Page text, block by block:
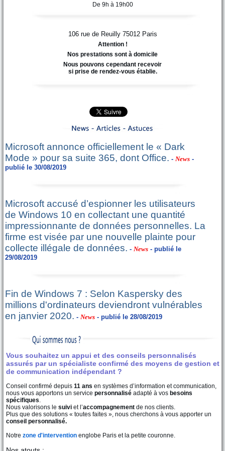
Vous souhaitez un appui et des conseils personnalisés
assurés par un spécialiste confirmé des moyens de gestion et
de communication indépendant ?
Conseil confirmé depuis 11 ans en systèmes d’information et communication,
nous vous apportons un service personnalisé adapté à vos besoins
spécifiques.
Nous valorisons le suivi et l’accompagnement de nos clients.
Plus que des solutions « toutes faites », nous cherchons à vous apporter un
conseil personnalisé.
Notre zone d'intervention englobe Paris et la petite couronne.
De 9h à 19h00
106 rue de Reuilly 75012 Paris
Attention !
Nos prestations sont à domicile
Nous pouvons cependant recevoir
si prise de rendez-vous établie.
Microsoft annonce officiellement le « Dark
Mode » pour sa suite 365, dont Office. - News -
publié le 30/08/2019
Microsoft accusé d’espionner les utilisateurs
de Windows 10 en collectant une quantité
impressionnante de données personnelles. La
firme est visée par une nouvelle plainte pour
collecte illégale de données. - News - publié le
29/08/2019
Fin de Windows 7 : Selon Kaspersky des
millions d'ordinateurs deviendront vulnérables
en janvier 2020. - News - publié le 28/08/2019